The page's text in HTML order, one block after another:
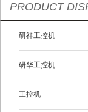
PRODUCT
研祥工控机
研华工控机
工控机